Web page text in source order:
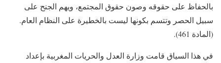
بالحفاظ على حقوقه وصون حقوق المجتمع، ويهم الجنح على
سبيل الحصر وتتسم بكونها ليست بالخطيرة على النظام العام.
(المادة 461).
في هذا السياق قامت وزارة العدل والحريات المغربية بإعداد